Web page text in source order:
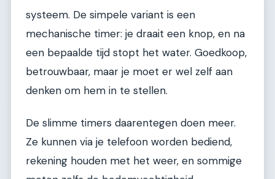
systeem. De simpele variant is een
mechanische timer: je draait een knop, en na
een bepaalde tijd stopt het water. Goedkoop,
betrouwbaar, maar je moet er wel zelf aan
denken om hem in te stellen.
De slimme timers daarentegen doen meer.
Ze kunnen via je telefoon worden bediend,
rekening houden met het weer, en sommige